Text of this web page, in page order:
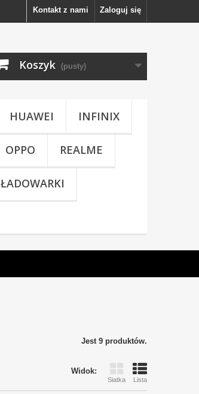
Zaloguj się
Kontakt z nami
Koszyk (pusty)
HUAWEI INFINIX
OPPO REALME
ŁADOWARKI
Jest 9 produktów.
Widok:
Siatka Lista